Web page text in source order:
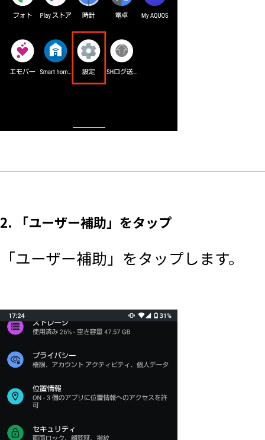
2. 「ユーザー補助」をタップ
「ユーザー補助」をタップします。